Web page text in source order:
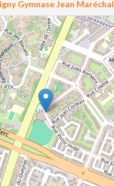
Gymnase Jean Maréchal